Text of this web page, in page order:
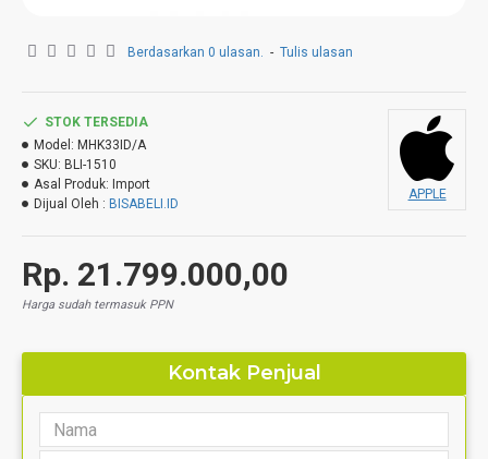
Berdasarkan 0 ulasan. - Tulis ulasan
Rp. 21.799.000,00
Harga sudah termasuk PPN
STOK TERSEDIA
Model: MHK33ID/A
SKU: BLI-1510
Asal Produk: Import
Dijual Oleh : BISABELI.ID
APPLE
Kontak Penjual